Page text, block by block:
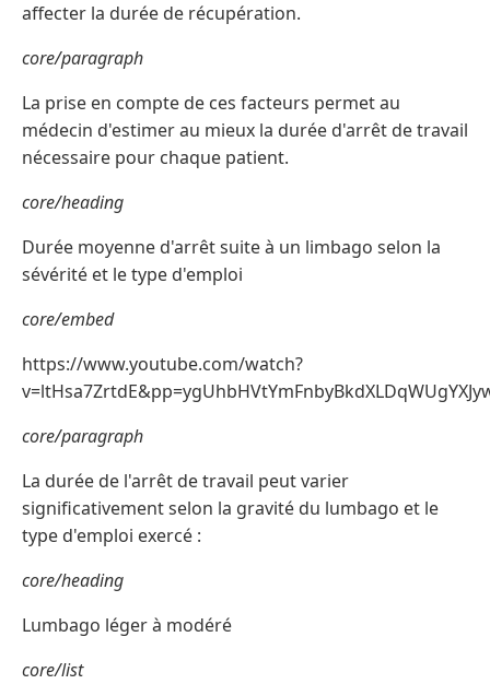
affecter la durée de récupération.
core/paragraph
La prise en compte de ces facteurs permet au
médecin d'estimer au mieux la durée d'arrêt de travail
nécessaire pour chaque patient.
core/heading
Durée moyenne d'arrêt suite à un limbago selon la
sévérité et le type d'emploi
core/embed
https://www.youtube.com/watch?
core/paragraph
La durée de l'arrêt de travail peut varier
significativement selon la gravité du lumbago et le
type d'emploi exercé :
core/heading
Lumbago léger à modéré
core/list